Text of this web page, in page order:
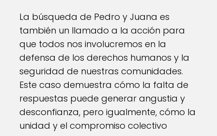
La búsqueda de Pedro y Juana es
también un llamado a la acción para
que todos nos involucremos en la
defensa de los derechos humanos y la
seguridad de nuestras comunidades.
Este caso demuestra cómo la falta de
respuestas puede generar angustia y
desconfianza, pero igualmente, cómo la
unidad y el compromiso colectivo